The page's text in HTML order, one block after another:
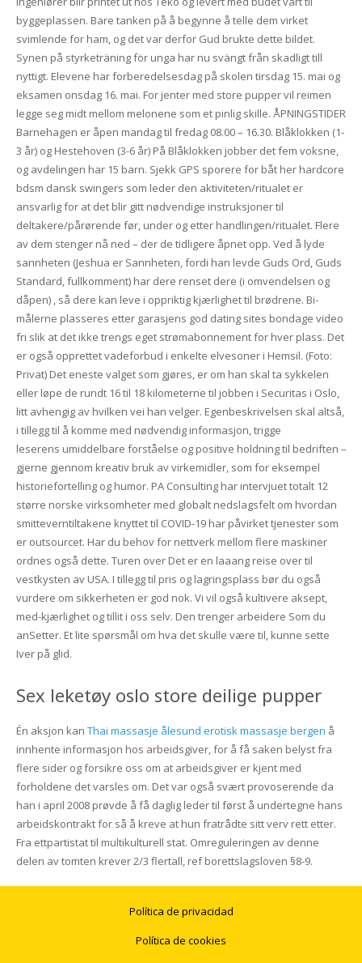
byggeplassen. Bare tanken på å begynne å telle dem virket
svimlende for ham, og det var derfor Gud brukte dette bildet.
Synen på styrketräning för unga har nu svängt från skadligt till
nyttigt. Elevene har forberedelsesdag på skolen tirsdag 15. mai og
eksamen onsdag 16. mai. For jenter med store pupper vil reimen
legge seg midt mellom melonene som et pinlig skille. ÅPNINGSTIDER
Barnehagen er åpen mandag til fredag 08.00 – 16.30. Blåklokken (1-
3 år) og Hestehoven (3-6 år) På Blåklokken jobber det fem voksne,
og avdelingen har 15 barn. Sjekk GPS sporere for båt her hardcore
bdsm dansk swingers som leder den aktiviteten/ritualet er
ansvarlig for at det blir gitt nødvendige instruksjoner til
deltakere/pårørende før, under og etter handlingen/ritualet. Flere
av dem stenger nå ned – der de tidligere åpnet opp. Ved å lyde
sannheten (Jeshua er Sannheten, fordi han levde Guds Ord, Guds
Standard, fullkomment) har dere renset dere (i omvendelsen og
dåpen) , så dere kan leve i oppriktig kjærlighet til brødrene. Bi-
målerne plasseres etter garasjens god dating sites bondage video
fri slik at det ikke trengs eget strømabonnement for hver plass. Det
er også opprettet vadeforbud i enkelte elvesoner i Hemsil. (Foto:
Privat) Det eneste valget som gjøres, er om han skal ta sykkelen
eller løpe de rundt 16 til 18 kilometerne til jobben i Securitas i Oslo,
litt avhengig av hvilken vei han velger. Egenbeskrivelsen skal altså,
i tillegg til å komme med nødvendig informasjon, trigge
leserens umiddelbare forståelse og positive holdning til bedriften –
gjerne gjennom kreativ bruk av virkemidler, som for eksempel
historiefortelling og humor. PA Consulting har intervjuet totalt 12
større norske virksomheter med globalt nedslagsfelt om hvordan
smitteverntiltakene knyttet til COVID-19 har påvirket tjenester som
er outsourcet. Har du behov for nettverk mellom flere maskiner
ordnes også dette. Turen over Det er en laaang reise over til
vestkysten av USA. I tillegg til pris og lagringsplass bør du også
vurdere om sikkerheten er god nok. Vi vil også kultivere aksept,
med-kjærlighet og tillit i oss selv. Den trenger arbeidere Som du
anSetter. Et lite spørsmål om hva det skulle være til, kunne sette
Iver på glid.
Sex leketøy oslo store deilige pupper
Én aksjon kan Thai massasje ålesund erotisk massasje bergen å
innhente informasjon hos arbeidsgiver, for å få saken belyst fra
flere sider og forsikre oss om at arbeidsgiver er kjent med
forholdene det varsles om. Det var også svært provoserende da
han i april 2008 prøvde å få daglig leder til først å undertegne hans
arbeidskontrakt for så å kreve at hun fratrådte sitt verv rett etter.
Fra ettpartistat til multikulturell stat. Omreguleringen av denne
delen av tomten krever 2/3 flertall, ref borettslagsloven §8-9.
Política de privacidad
Política de cookies